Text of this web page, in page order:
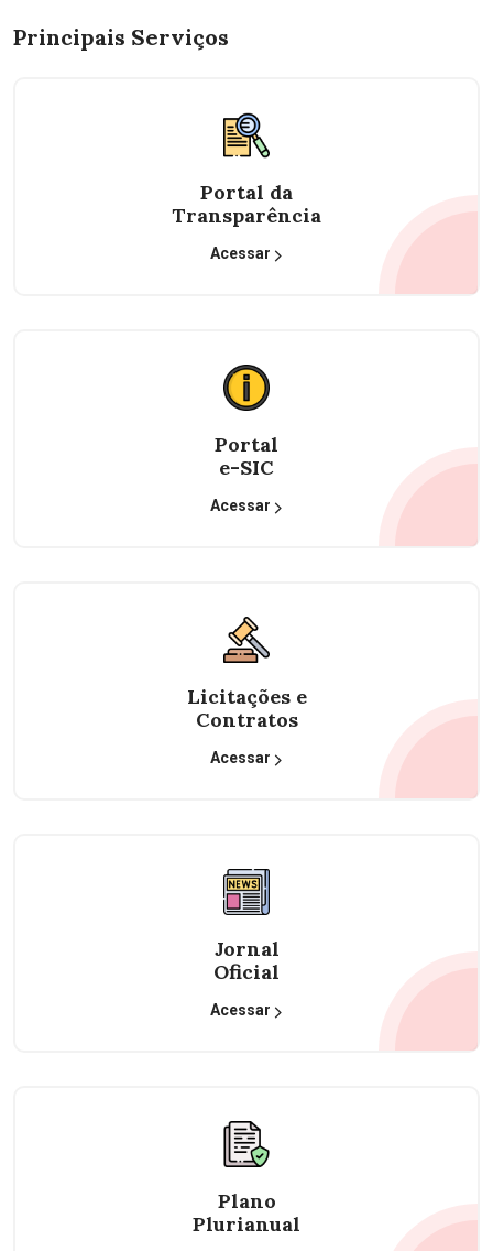
Principais Serviços
Portal da
Transparência
Acessar
Portal
e-SIC
Acessar
Licitações e
Contratos
Acessar
Jornal
Oficial
Acessar
Plano
Plurianual